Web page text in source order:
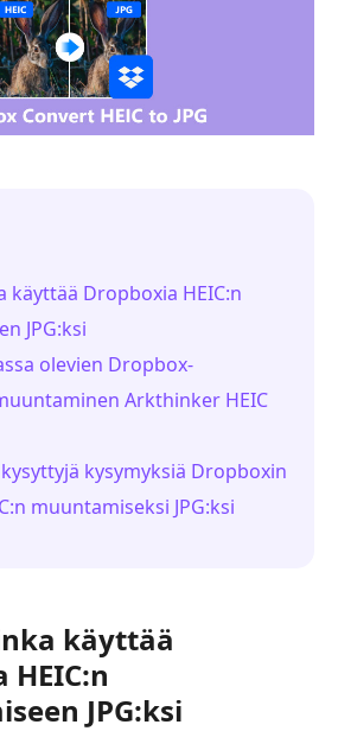
käyttää Dropboxia HEIC:n
JPG:ksi
olevien Dropbox-
Arkthinker HEIC
kysymyksiä Dropboxin
muuntamiseksi JPG:ksi
käyttää
HEIC:n
JPG:ksi